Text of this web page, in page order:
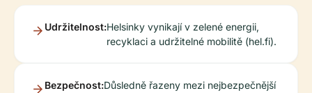
Udržitelnost:Helsinky vynikají v zelené energii,
recyklaci a udržitelné mobilitě (hel.fi).
Bezpečnost:Důsledně řazeny mezi nejbezpečnější